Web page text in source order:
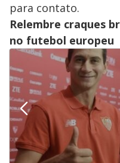
para contato.
Relembre craques
no futebol europeu